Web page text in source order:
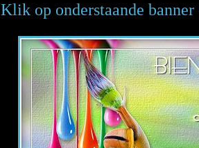
Klik op onderstaande